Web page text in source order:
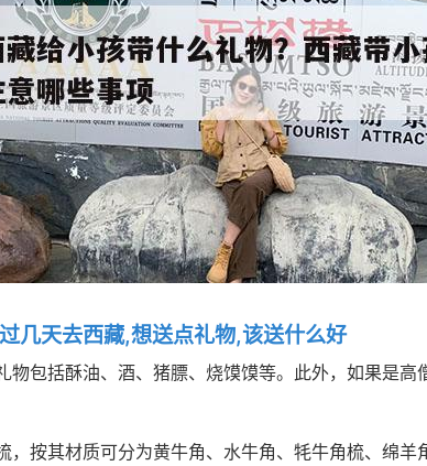
几天去西藏,想送点礼物,该送什么好
物包括酥油、酒、猪膘、烧馍馍等。此外，如果是高
，按其材质可分为黄牛角、水牛角、牦牛角梳、绵羊